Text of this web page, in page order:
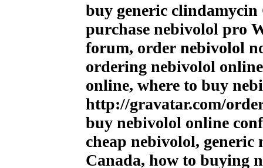
buy generic
purchase nebivolol pro
forum, order nebivolol
ordering nebivolol
online, where to buy
http://gravatar.com/
buy nebivolol online
cheap nebivolol,
Canada, how to buying